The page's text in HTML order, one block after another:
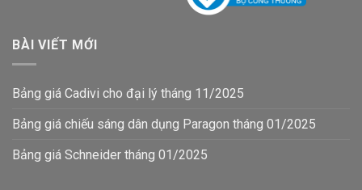
BÀI VIẾT MỚI
Bảng giá Cadivi cho đại lý tháng 11/2025
Bảng giá chiếu sáng dân dụng Paragon tháng 01/2025
Bảng giá Schneider tháng 01/2025